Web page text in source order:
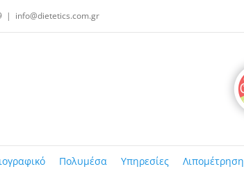
| info@dietetics.com.gr
Πολυμέσα Υπηρεσίες Λιπομέτρηση